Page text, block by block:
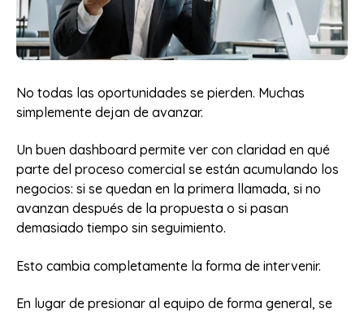
No todas las oportunidades se pierden. Muchas
simplemente dejan de avanzar.
Un buen dashboard permite ver con claridad en qué
parte del proceso comercial se están acumulando los
negocios: si se quedan en la primera llamada, si no
avanzan después de la propuesta o si pasan
demasiado tiempo sin seguimiento.
Esto cambia completamente la forma de intervenir.
En lugar de presionar al equipo de forma general, se